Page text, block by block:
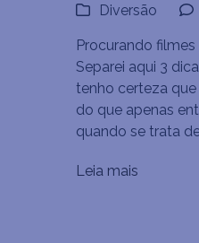
Diversão
Procurando
Separei aqui 3
tenho certeza
do que apenas
quando se trata
Leia mais